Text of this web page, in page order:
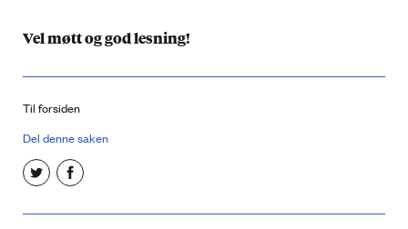
Vel møtt og god lesning!
Til forsiden
Del denne saken